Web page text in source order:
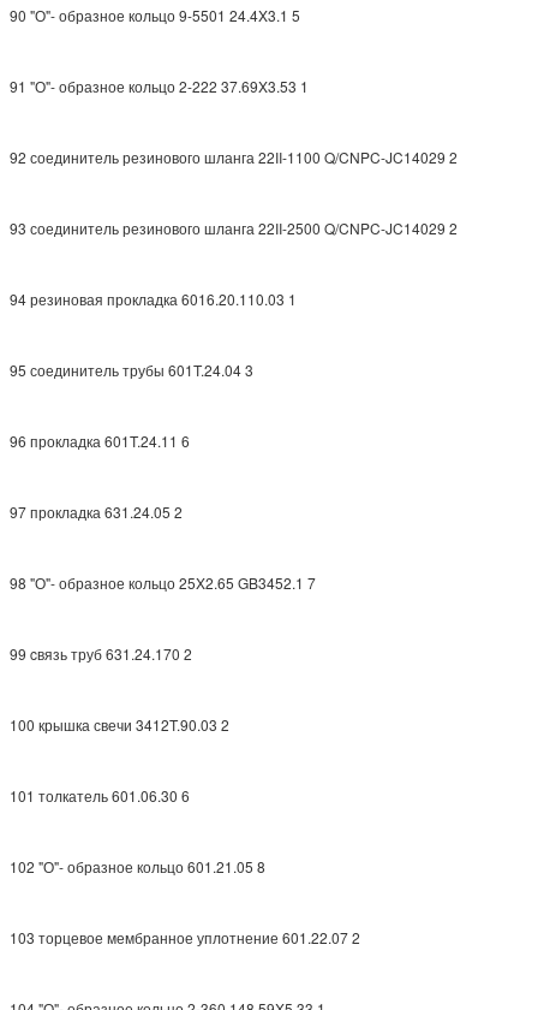
90 "О"- образное кольцо 9-5501 24.4X3.1 5
91 "О"- образное кольцо 2-222 37.69X3.53 1
92 соединитель резинового шланга 22II-1100 Q/CNPC-JC14029 2
93 соединитель резинового шланга 22II-2500 Q/CNPC-JC14029 2
94 резиновая прокладка 6016.20.110.03 1
95 соединитель трубы 601T.24.04 3
96 прокладка 601T.24.11 6
97 прокладка 631.24.05 2
98 "О"- образное кольцо 25X2.65 GB3452.1 7
99 cвязь труб 631.24.170 2
100 крышка свечи 3412T.90.03 2
101 толкатель 601.06.30 6
102 "О"- образное кольцо 601.21.05 8
103 торцевое мембранное уплотнение 601.22.07 2